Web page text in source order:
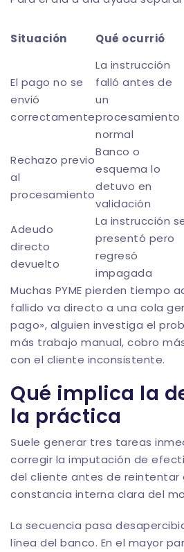
Situación Qué ocurrió
El pago no se
envió
correctamente
La instrucción
falló antes de
un
procesamiento
normal
Rechazo previo
al
procesamiento
Banco o
esquema lo
detuvo en
validación
Adeudo
directo
devuelto
La instrucción
presentó pero
regresó
impagada
Muchas PYME pierden tiempo
fallido va directo a una cola
pago», alguien investiga el
más trabajo manual, cobro
con el cliente inconsistente.
Qué implica la
la práctica
Suele generar tres tareas
corregir la imputación de
del cliente antes de reintentar
constancia interna clara del
La secuencia pasa
línea del banco. En el mayor